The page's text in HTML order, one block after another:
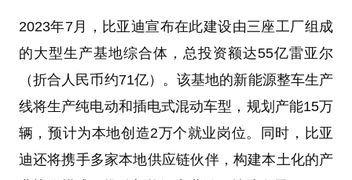
2023年7月，比亚迪宣布在此建设由三座工厂组成
的大型生产基地综合体，总投资额达55亿雷亚尔
（折合人民币约71亿）。该基地的新能源整车生产
线将生产纯电动和插电式混动车型，规划产能15万
辆，预计为本地创造2万个就业岗位。同时，比亚
迪还将携手多家本地供应链伙伴，构建本土化的产